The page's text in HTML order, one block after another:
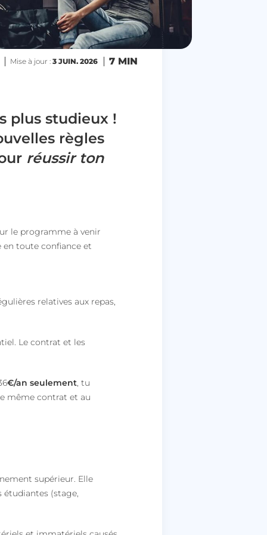
Mise à jour : 3 JUIN. 2026 7 MIN
plus studieux !
règles
réussir ton
le programme à venir
en toute confiance et
relatives aux repas,
Le contrat et les
€/an seulement, tu
même contrat et au
supérieur. Elle
étudiantes (stage,